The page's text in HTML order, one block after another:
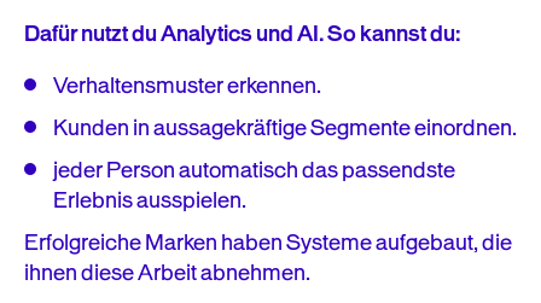
Dafür nutzt du Analytics und AI. So kannst du:
Verhaltensmuster erkennen.
Kunden in aussagekräftige Segmente einordnen.
jeder Person automatisch das passendste
Erlebnis ausspielen.
Erfolgreiche Marken haben Systeme aufgebaut, die
ihnen diese Arbeit abnehmen.